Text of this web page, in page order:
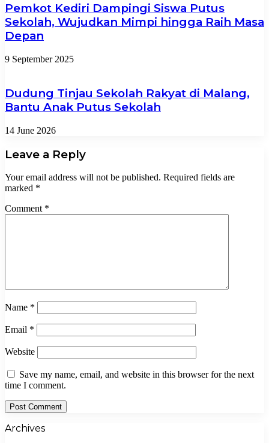
Pemkot Kediri Dampingi Siswa Putus
Sekolah, Wujudkan Mimpi hingga Raih Masa
Depan
9 September 2025
Dudung Tinjau Sekolah Rakyat di Malang,
Bantu Anak Putus Sekolah
14 June 2026
Leave a Reply
Your email address will not be published. Required fields are
marked *
Comment *
Name *
Email *
Website
Save my name, email, and website in this browser for the next
time I comment.
Archives